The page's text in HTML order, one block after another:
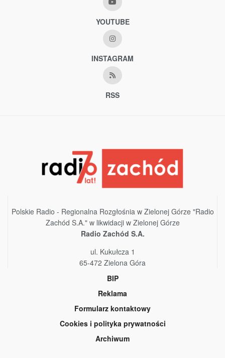
YOUTUBE
INSTAGRAM
RSS
Polskie Radio - Regionalna Rozgłośnia w Zielonej Górze "Radio
Zachód S.A." w likwidacji w Zielonej Górze
Radio Zachód S.A.
ul. Kukułcza 1
65-472 Zielona Góra
BIP
Reklama
Formularz kontaktowy
Cookies i polityka prywatności
Archiwum